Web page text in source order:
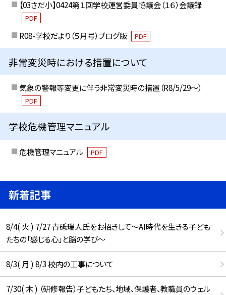
【03さだ小】0424第１回学校運営委員協議会（１６）会議録
PDF
R08-学校だより（５月号）ブログ版 PDF
非常変災時における措置について
気象の警報等変更に伴う非常変災時の措置（R8/5/29〜）
PDF
学校危機管理マニュアル
危機管理マニュアル PDF
新着記事
8/4( 火 ) 7/27 青砥瑞人氏をお招きして〜AI時代を生きる子ども
たちの「感じる心」と脳の学び〜
8/3( 月 ) 8/3 校内の工事について
7/30( 木 ) （研修報告）子どもたち、地域、保護者、教職員のウェル